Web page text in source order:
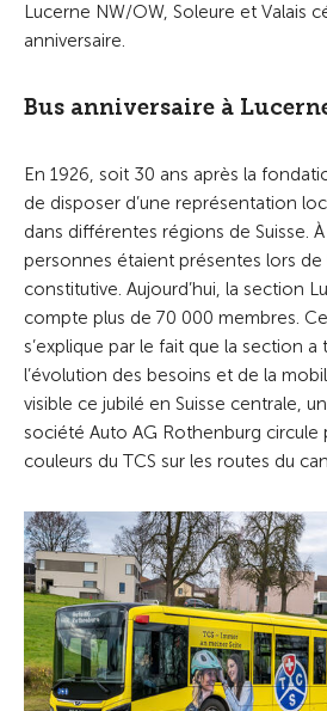
Lucerne NW/OW, Soleure et Valais
anniversaire.
Bus anniversaire à
En 1926, soit 30 ans après la
de disposer d’une représentation
dans différentes régions de Suisse.
personnes étaient présentes lors de
constitutive. Aujourd’hui, la section
compte plus de 70 000 membres.
s’explique par le fait que la section a
l’évolution des besoins et de la
visible ce jubilé en Suisse centrale,
société Auto AG Rothenburg circule
couleurs du TCS sur les routes du